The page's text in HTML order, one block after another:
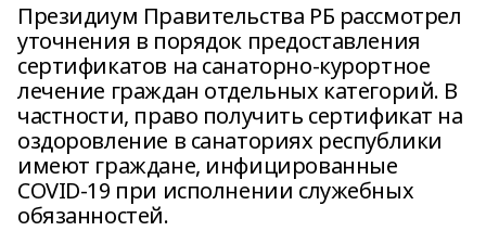
Президиум Правительства РБ рассмотрел
уточнения в порядок предоставления
сертификатов на санаторно-курортное
лечение граждан отдельных категорий. В
частности, право получить сертификат на
оздоровление в санаториях республики
имеют граждане, инфицированные
COVID-19 при исполнении служебных
обязанностей.